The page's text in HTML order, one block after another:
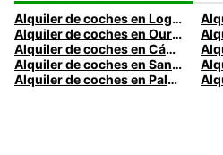
Alquiler de coches en Logroño
Alquiler de coches en Ourense
Alquiler de coches en Cádiz
Alquiler de coches en Santander
Alquiler de coches en Palma